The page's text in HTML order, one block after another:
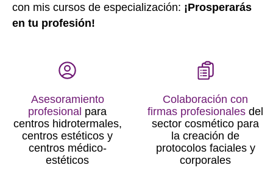
con mis cursos de especialización: ¡Prosperarás
en tu profesión!
Asesoramiento
profesional para
centros hidrotermales,
centros estéticos y
centros médico-
estéticos
Colaboración con
firmas profesionales del
sector cosmético para
la creación de
protocolos faciales y
corporales